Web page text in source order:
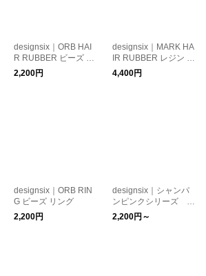
designsix｜ORB HAI
R RUBBER ビーズ ヘ
アアクセサリー
2,200円
designsix｜MARK HA
IR RUBBER レジン ヘ
アアクセサリー
4,400円
designsix｜ORB RIN
G ビーズ リング
2,200円
designsix｜シャンパ
ンピンクシリーズ オ
ケージョンアクセサリ
ー
2,200円～